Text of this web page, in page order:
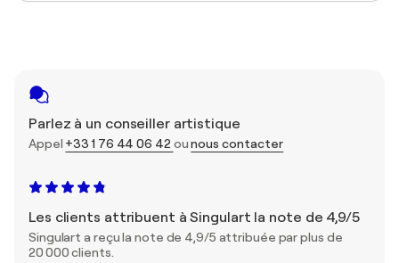
Parlez à un conseiller artistique
Appel +33 1 76 44 06 42 ounous contacter
Les clients attribuent à Singulart la note de 4,9/5
Singulart a reçu la note de 4,9/5 attribuée par plus de
20 000 clients.